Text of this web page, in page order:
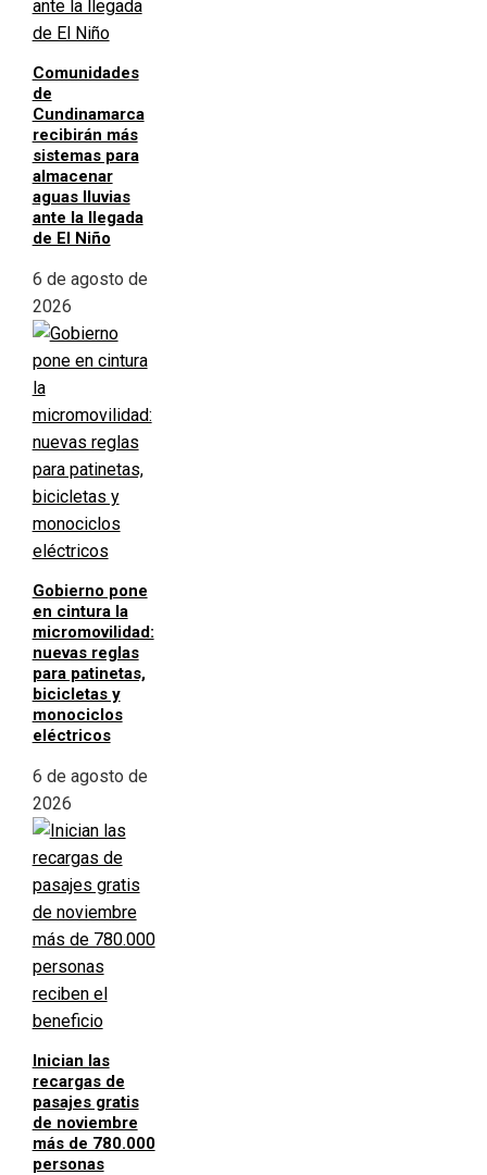
Comunidades
de
Cundinamarca
recibirán más
sistemas para
almacenar
aguas lluvias
ante la llegada
de El Niño
6 de agosto de
2026
Gobierno pone
en cintura la
micromovilidad:
nuevas reglas
para patinetas,
bicicletas y
monociclos
eléctricos
6 de agosto de
2026
Inician las
recargas de
pasajes gratis
de noviembre
más de 780.000
personas